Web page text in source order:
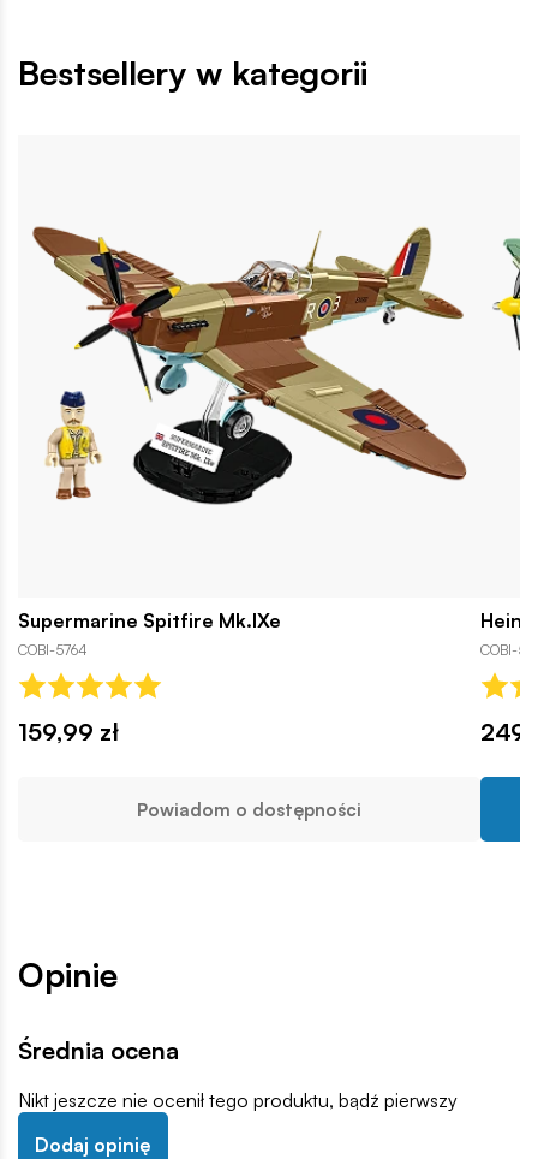
Bestsellery w kategorii
Supermarine Spitfire Mk.IXe
COBI-5764
159,99 zł
Powiadom o dostępności
COBI-
Opinie
Średnia ocena
Nikt jeszcze nie ocenił tego produktu, bądź pierwszy
Dodaj opinię